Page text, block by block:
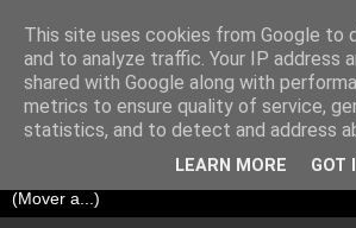
This site uses cookies from Google to
and to analyze traffic. Your IP address
shared with Google along with
metrics to ensure quality of service,
statistics, and to detect and address
LEARN MORE GOT